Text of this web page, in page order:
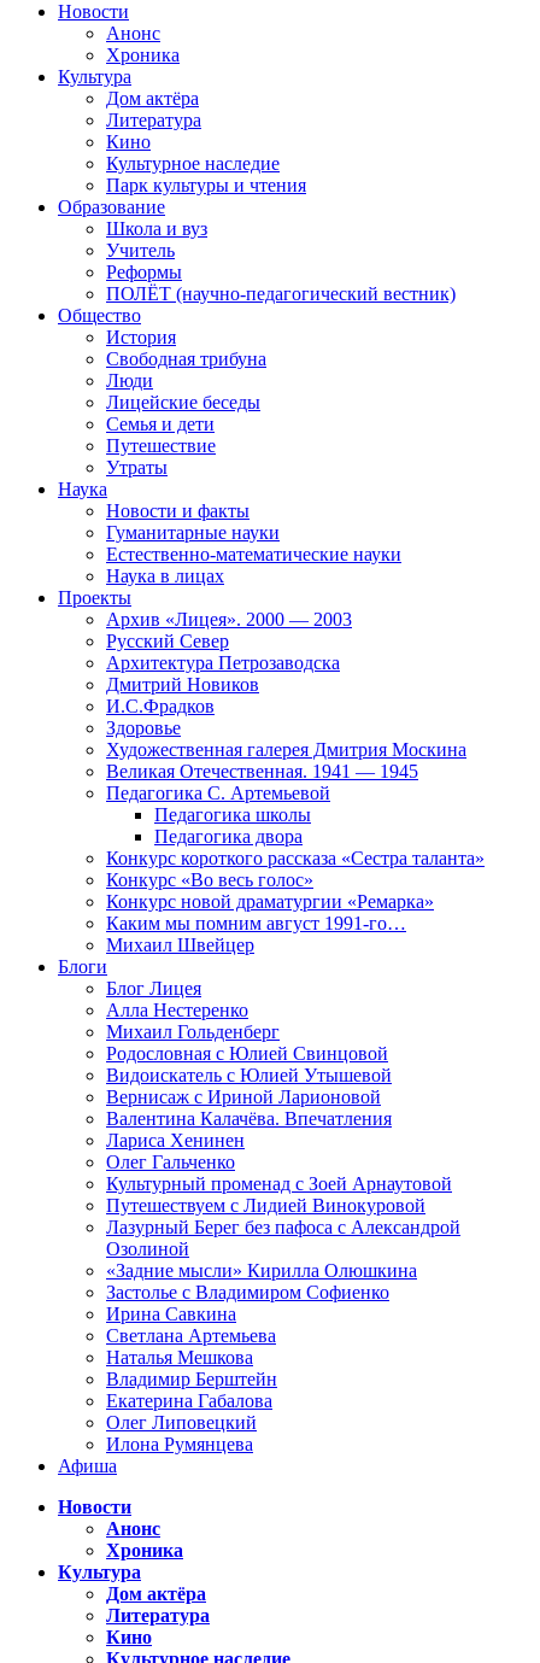
Новости
Анонс
Хроника
Культура
Дом актёра
Литература
Кино
Культурное наследие
Парк культуры и чтения
Образование
Школа и вуз
Учитель
Реформы
ПОЛЁТ (научно-педагогический вестник)
Общество
История
Свободная трибуна
Люди
Лицейские беседы
Семья и дети
Путешествие
Утраты
Наука
Новости и факты
Гуманитарные науки
Естественно-математические науки
Наука в лицах
Проекты
Архив «Лицея». 2000 — 2003
Русский Север
Архитектура Петрозаводска
Дмитрий Новиков
И.С.Фрадков
Здоровье
Художественная галерея Дмитрия Москина
Великая Отечественная. 1941 — 1945
Педагогика С. Артемьевой
Педагогика школы
Педагогика двора
Конкурс короткого рассказа «Сестра таланта»
Конкурс «Во весь голос»
Конкурс новой драматургии «Ремарка»
Каким мы помним август 1991-го…
Михаил Швейцер
Блоги
Блог Лицея
Алла Нестеренко
Михаил Гольденберг
Родословная с Юлией Свинцовой
Видоискатель с Юлией Утышевой
Вернисаж с Ириной Ларионовой
Валентина Калачёва. Впечатления
Лариса Хенинен
Олег Гальченко
Культурный променад с Зоей Арнаутовой
Путешествуем с Лидией Винокуровой
Лазурный Берег без пафоса с Александрой
Озолиной
«Задние мысли» Кирилла Олюшкина
Застолье с Владимиром Софиенко
Ирина Савкина
Светлана Артемьева
Наталья Мешкова
Владимир Берштейн
Екатерина Габалова
Олег Липовецкий
Илона Румянцева
Афиша
Новости
Анонс
Хроника
Культура
Дом актёра
Литература
Кино